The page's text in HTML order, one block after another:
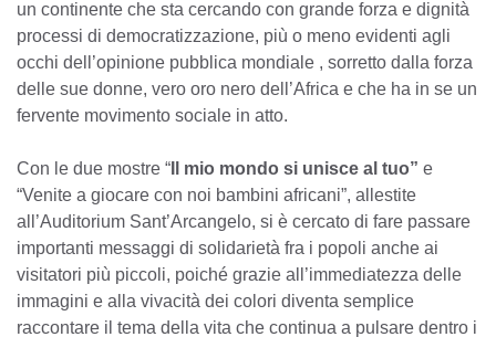
un continente che sta cercando con grande forza e dignità
processi di democratizzazione, più o meno evidenti agli
occhi dell’opinione pubblica mondiale , sorretto dalla forza
delle sue donne, vero oro nero dell’Africa e che ha in se un
fervente movimento sociale in atto.
Con le due mostre “ Il mio mondo si unisce al tuo” e
“Venite a giocare con noi bambini africani”, allestite
all’Auditorium Sant’Arcangelo, si è cercato di fare passare
importanti messaggi di solidarietà fra i popoli anche ai
visitatori più piccoli, poiché grazie all’immediatezza delle
immagini e alla vivacità dei colori diventa semplice
raccontare il tema della vita che continua a pulsare dentro i